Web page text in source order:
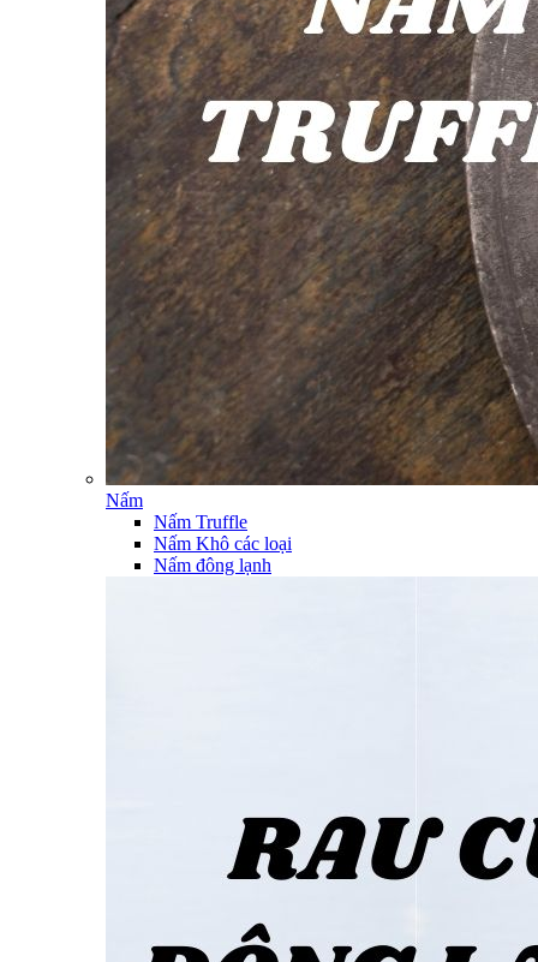
Nấm
Nấm Truffle
Nấm Khô các loại
Nấm đông lạnh